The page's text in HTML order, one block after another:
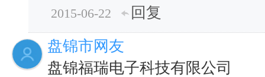
2015-06-22
回复
盘锦市网友
盘锦福瑞电子科技有限公司